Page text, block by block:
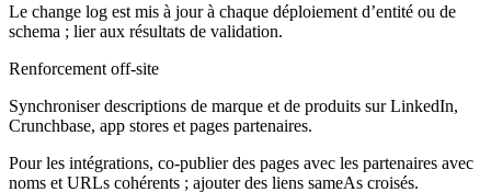
Le change log est mis à jour à chaque déploiement d’entité ou de
schema ; lier aux résultats de validation.
Renforcement off‑site
Synchroniser descriptions de marque et de produits sur LinkedIn,
Crunchbase, app stores et pages partenaires.
Pour les intégrations, co‑publier des pages avec les partenaires avec
noms et URLs cohérents ; ajouter des liens sameAs croisés.